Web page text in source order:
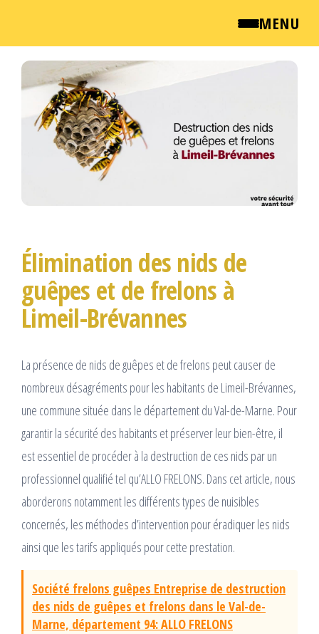
MENU
QUI SOMMES NOUS ?
NEWSROOM
TARIFS
Passer
Élimination des nids de
guêpes et de frelons à
Limeil-Brévannes
La présence de nids de guêpes et de frelons peut causer de
nombreux désagréments pour les habitants de Limeil-Brévannes,
une commune située dans le département du Val-de-Marne. Pour
garantir la sécurité des habitants et préserver leur bien-être, il
est essentiel de procéder à la destruction de ces nids par un
professionnel qualifié tel qu’ALLO FRELONS. Dans cet article, nous
aborderons notamment les différents types de nuisibles
concernés, les méthodes d’intervention pour éradiquer les nids
ainsi que les tarifs appliqués pour cette prestation.
Société frelons guêpes Entreprise de destruction
des nids de guêpes et frelons dans le Val-de-
Marne, département 94: ALLO FRELONS